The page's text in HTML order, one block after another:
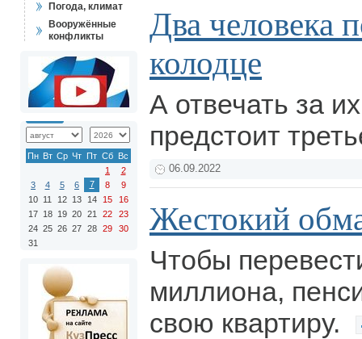
Погода, климат
Вооружённые
конфликты
Пн Вт Ср Чт Пт Сб Вс
1
2
3
4 5 6 7 8
9
10 11 12 13 14 15
16
17 18 19 20 21 22
23
24 25 26 27 28 29
30
31
Два человека
колодце
А отвечать за
предстоит
06.09.2022
Жестокий
Чтобы
миллиона,
свою квартиру.